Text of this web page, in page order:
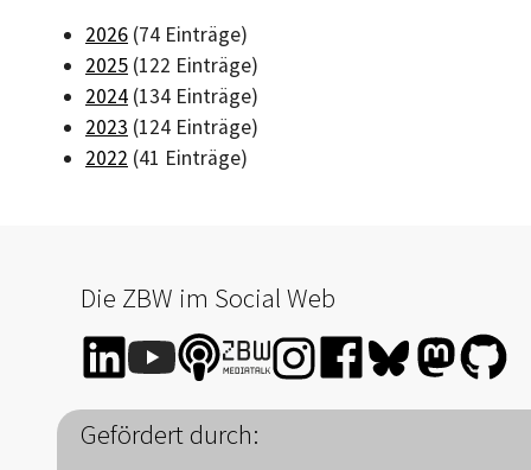
2026 (74 Einträge)
2025 (122 Einträge)
2024 (134 Einträge)
2023 (124 Einträge)
2022 (41 Einträge)
Die ZBW im Social Web
Gefördert durch: